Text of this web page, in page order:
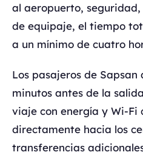
al aeropuerto,
de equipaje, el tiempo
a un mínimo de cuatro
Los pasajeros de
minutos antes de la
viaje con energía y Wi-Fi
directamente hacia los
transferencias